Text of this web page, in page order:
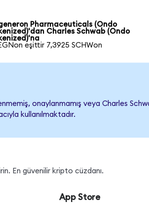
Pharmaceuticals (Ondo
Charles Schwab (Ondo
eşittir 7,3925 SCHWon
onaylanmamış veya Charles
kullanılmaktadır.
En güvenilir kripto cüzdanı.
App Store